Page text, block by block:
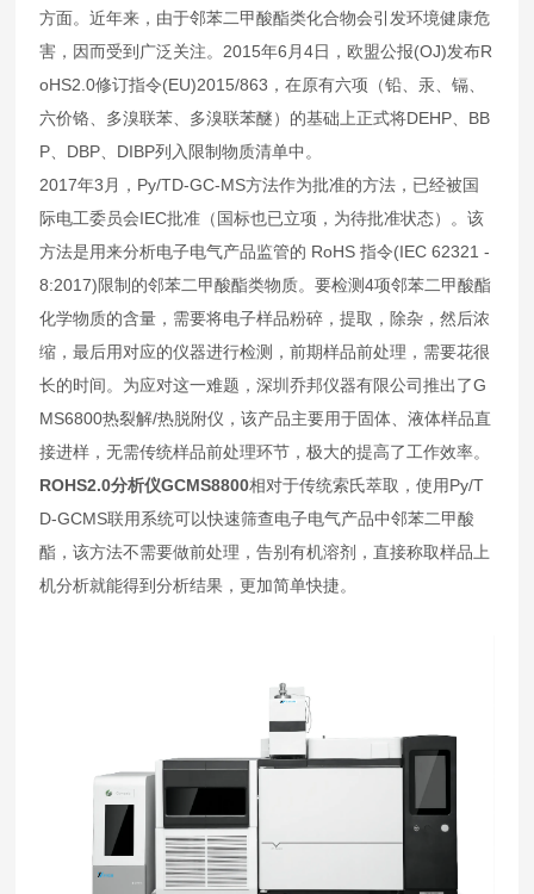
方面。近年来，由于邻苯二甲酸酯类化合物会引发环境健康危
害，因而受到广泛关注。2015年6月4日，欧盟公报(OJ)发布R
oHS2.0修订指令(EU)2015/863，在原有六项（铅、汞、镉、
六价铬、多溴联苯、多溴联苯醚）的基础上正式将DEHP、BB
P、DBP、DIBP列入限制物质清单中。
2017年3月，Py/TD-GC-MS方法作为批准的方法，已经被国
际电工委员会IEC批准（国标也已立项，为待批准状态）。该
方法是用来分析电子电气产品监管的 RoHS 指令(IEC 62321 -
8:2017)限制的邻苯二甲酸酯类物质。要检测4项邻苯二甲酸酯
化学物质的含量，需要将电子样品粉碎，提取，除杂，然后浓
缩，最后用对应的仪器进行检测，前期样品前处理，需要花很
长的时间。为应对这一难题，深圳乔邦仪器有限公司推出了G
MS6800热裂解/热脱附仪，该产品主要用于固体、液体样品直
接进样，无需传统样品前处理环节，极大的提高了工作效率。
ROHS2.0分析仪GCMS8800相对于传统索氏萃取，使用Py/T
D-GCMS联用系统可以快速筛查电子电气产品中邻苯二甲酸
酯，该方法不需要做前处理，告别有机溶剂，直接称取样品上
机分析就能得到分析结果，更加简单快捷。